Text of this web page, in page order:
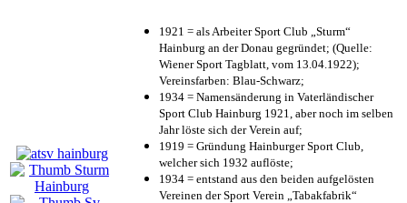
1921 = als Arbeiter Sport Club „Sturm“
Hainburg an der Donau gegründet; (Quelle:
Wiener Sport Tagblatt, vom 13.04.1922);
Vereinsfarben: Blau-Schwarz;
1934 = Namensänderung in Vaterländischer
Sport Club Hainburg 1921, aber noch im selben
Jahr löste sich der Verein auf;
1919 = Gründung Hainburger Sport Club,
welcher sich 1932 auflöste;
1934 = entstand aus den beiden aufgelösten
Vereinen der Sport Verein „Tabakfabrik“